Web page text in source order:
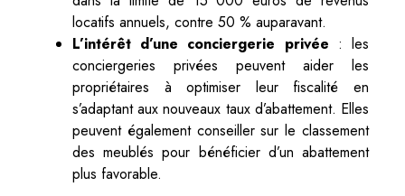
locatifs annuels, contre 50 % auparavant.
L’intérêt d’une conciergerie privée : les
conciergeries privées peuvent aider les
propriétaires à optimiser leur fiscalité en
s’adaptant aux nouveaux taux d’abattement. Elles
peuvent également conseiller sur le classement
des meublés pour bénéficier d’un abattement
plus favorable.